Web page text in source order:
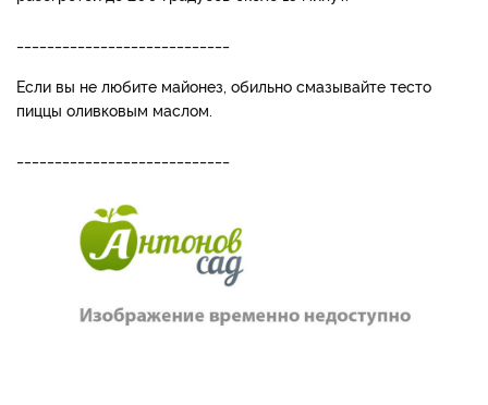
Если вы не любите майонез, обильно смазывайте тесто
пиццы оливковым маслом.